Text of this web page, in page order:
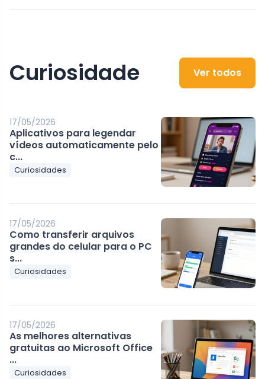
Curiosidade Ver todos
17/05/2026
Aplicativos para legendar
vídeos automaticamente pelo
c...
Curiosidades
17/05/2026
Como transferir arquivos
grandes do celular para o PC
s...
Curiosidades
17/05/2026
As melhores alternativas
gratuitas ao Microsoft Office
...
Curiosidades